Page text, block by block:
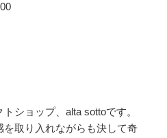
ショップ、alta sottoです。
取り入れながらも決して奇